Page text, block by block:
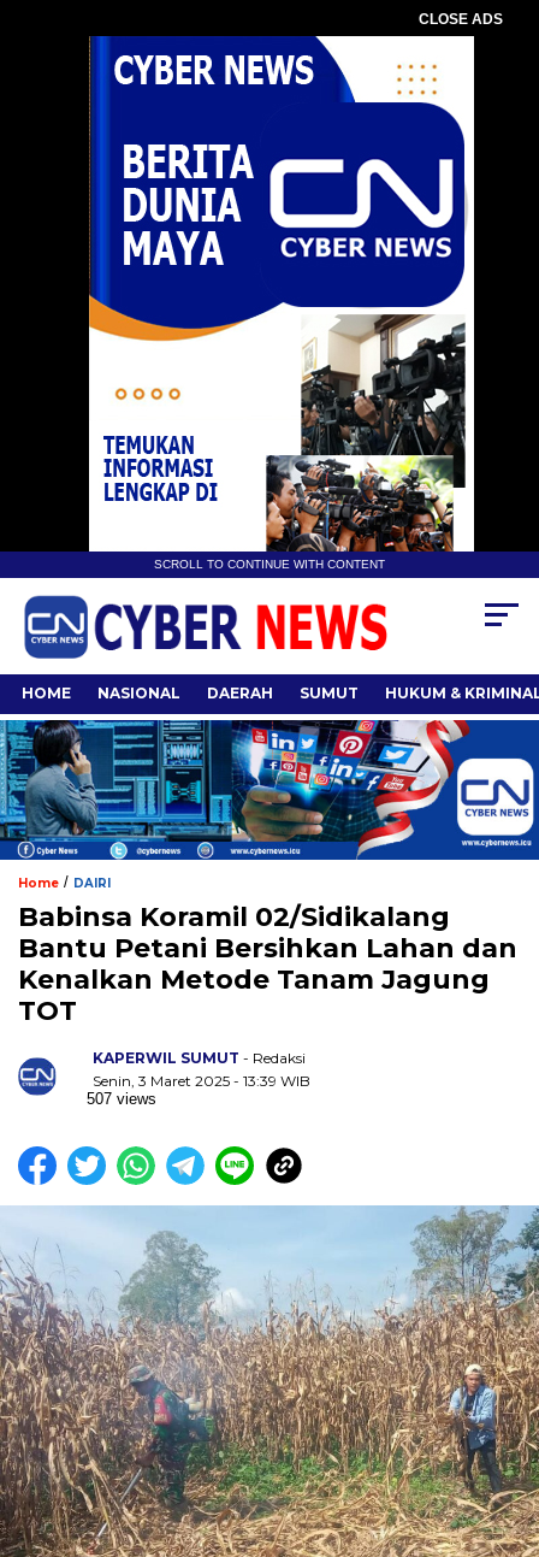
CLOSE ADS
SCROLL TO CONTINUE WITH CONTENT
HOME NASIONAL DAERAH SUMUT HUKUM &
Home / DAIRI
Babinsa Koramil 02/Sidikalang
Bantu Petani Bersihkan Lahan dan
Kenalkan Metode Tanam Jagung
TOT
KAPERWIL SUMUT - Redaksi
Senin, 3 Maret 2025 - 13:39 WIB
507 views